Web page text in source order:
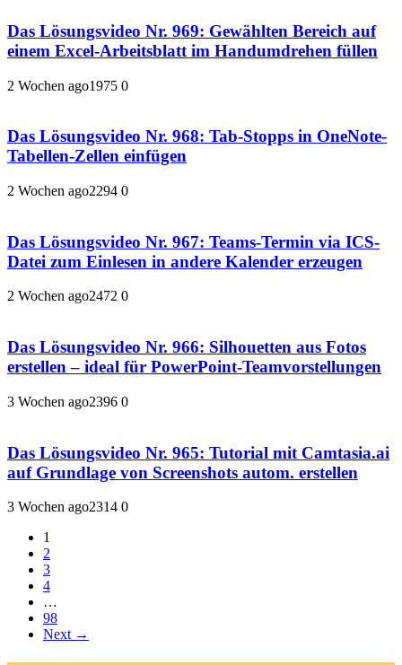
Das Lösungsvideo Nr. 969: Gewählten Bereich auf
einem Excel-Arbeitsblatt im Handumdrehen füllen
2 Wochen ago1975 0
Das Lösungsvideo Nr. 968: Tab-Stopps in OneNote-
Tabellen-Zellen einfügen
2 Wochen ago2294 0
Das Lösungsvideo Nr. 967: Teams-Termin via ICS-
Datei zum Einlesen in andere Kalender erzeugen
2 Wochen ago2472 0
Das Lösungsvideo Nr. 966: Silhouetten aus Fotos
erstellen – ideal für PowerPoint-Teamvorstellungen
3 Wochen ago2396 0
Das Lösungsvideo Nr. 965: Tutorial mit Camtasia.ai
auf Grundlage von Screenshots autom. erstellen
3 Wochen ago2314 0
1
2
3
4
…
98
Next →